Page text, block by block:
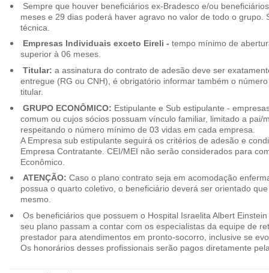
Sempre que houver beneficiários ex-Bradesco e/ou
meses e 29 dias poderá haver agravo no valor de todo o grupo.
técnica.
Empresas Individuais exceto Eireli - tempo mínimo de
superior à 06 meses.
Titular: a assinatura do contrato de adesão deve ser
entregue (RG ou CNH), é obrigatório informar também o
titular.
GRUPO ECONÔMICO: Estipulante e Sub estipulante -
comum ou cujos sócios possuam vínculo familiar, limitado a pai/
respeitando o número mínimo de 03 vidas em cada empresa.
A Empresa sub estipulante seguirá os critérios de adesão e
Empresa Contratante. CEI/MEI não serão considerados para
Econômico.
ATENÇÃO: Caso o plano contrato seja em acomodação
possua o quarto coletivo, o beneficiário deverá ser orientado
mesmo.
Os beneficiários que possuem o Hospital Israelita Albert
seu plano passam a contar com os especialistas da equipe de
prestador para atendimentos em pronto-socorro, inclusive se
Os honorários desses profissionais serão pagos diretamente